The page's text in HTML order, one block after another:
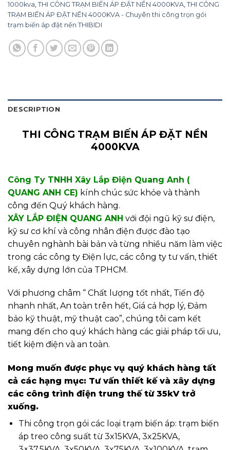
1000kva, THI CÔNG TRẠM BIẾN ÁP ĐẶT NỀN 4000KVA, THI CÔNG
TRẠM BIẾN ÁP ĐẶT NỀN 4000KVA - Chuyên thi công trọn gói
trạm biến áp đặt nền THIBIDI
DESCRIPTION
THI CÔNG TRẠM BIẾN ÁP ĐẶT NỀN
4000KVA
Công Ty TNHH Xây Lắp Điện Quang Anh (
QUANG ANH CE) kính chúc sức khỏe và thành
công đến Quý khách hàng.
XÂY LẮP ĐIỆN QUANG ANH với đội ngũ kỹ sư điện,
kỹ sư cơ khí và công nhân điện được đào tạo
chuyên nghành bài bản và từng nhiều năm làm việc
trong các công ty Điện lực, các công ty tư vấn, thiết
kế, xây dựng lớn của TPHCM.
Với phương châm “ Chất lượng tốt nhất, Tiến độ
nhanh nhất, An toàn trên hết, Giá cả hợp lý, Đảm
bảo kỹ thuật, mỹ thuật cao”, chúng tôi cam kết
mang đến cho quý khách hàng các giải pháp tối ưu,
tiết kiệm điện và an toàn.
Mong muốn được phục vụ quý khách hàng tất
cả các hạng mục: Tư vấn thiết kế và xây dựng
các công trình điện trung thế từ 35kV trở
xuống.
Thi công trọn gói các loại trạm biến áp: trạm biến
áp treo công suất từ 3x15KVA, 3x25KVA,